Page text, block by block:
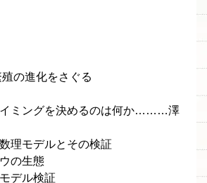
の進化をさぐる
ミングを決めるのは何か………澤
理モデルとその検証
の生態
デル検証